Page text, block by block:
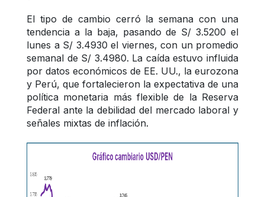
El tipo de cambio cerró la semana con una
tendencia a la baja, pasando de S/ 3.5200 el
lunes a S/ 3.4930 el viernes, con un promedio
semanal de S/ 3.4980. La caída estuvo influida
por datos económicos de EE. UU., la eurozona
y Perú, que fortalecieron la expectativa de una
política monetaria más flexible de la Reserva
Federal ante la debilidad del mercado laboral y
señales mixtas de inflación.